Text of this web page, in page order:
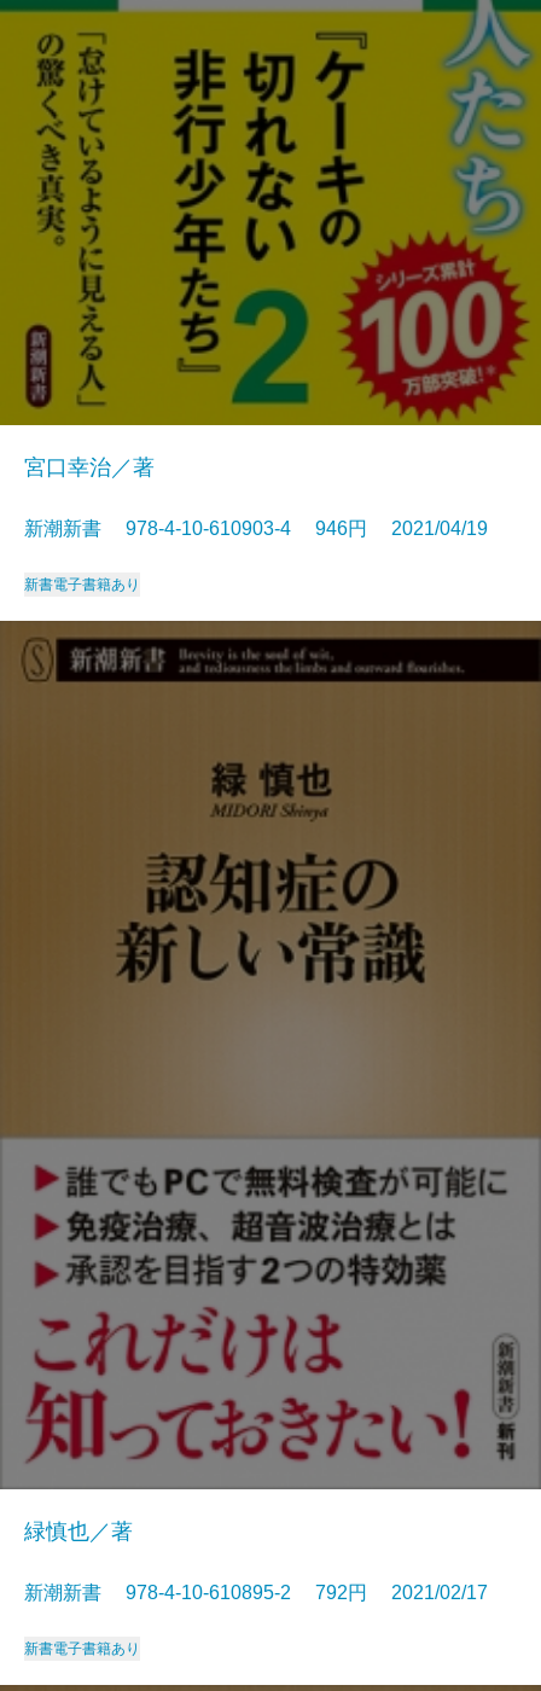
宮口幸治／著
新潮新書 978-4-10-610903-4 946円 2021/04/19
新書電子書籍あり
緑慎也／著
新潮新書 978-4-10-610895-2 792円 2021/02/17
新書電子書籍あり